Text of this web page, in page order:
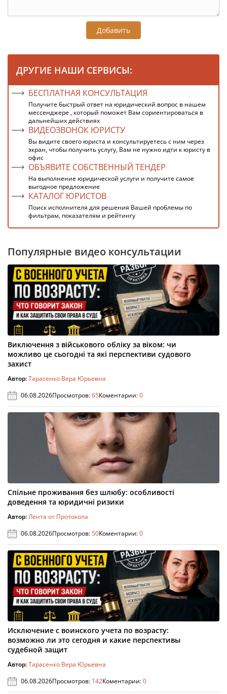
Добавить
ДРУГИЕ НАШИ СЕРВИСЫ:
БЕСПЛАТНАЯ КОНСУЛЬТАЦИЯ
Получите быстрый ответ на юридический вопрос в нашем
мессенджере , который поможет Вам сориентироваться в
дальнейших действиях
ВИДЕОЗВОНОК ЮРИСТУ
Вы видите своего юриста и консультируетесь с ним через
экран, чтобы получить услугу, Вам не нужно идти к юристу в
офис
ОБЪЯВИТЕ СОБСТВЕННЫЙ ТЕНДЕР
На выполнение юридической услуги и получите самое
выгодное предложение
КАТАЛОГ ЮРИСТОВ
Поиск исполнителя для решения Вашей проблемы по
фильтрам, показателям и рейтингу
Популярные видео консультации
Виключення з військового обліку за віком: чи
можливо це сьогодні та які перспективи судового
захист
Автор:Тарасенко Вера Юрьевна
06.08.2026Просмотров:65Коментарии:0
Спільне проживання без шлюбу: особливості
доведення та юридичні ризики
Автор:Лента от Протокола
06.08.2026Просмотров:50Коментарии:0
Исключение с воинского учета по возрасту:
возможно ли это сегодня и какие перспективы
судебной защит
Автор:Тарасенко Вера Юрьевна
06.08.2026Просмотров: 142Коментарии:0